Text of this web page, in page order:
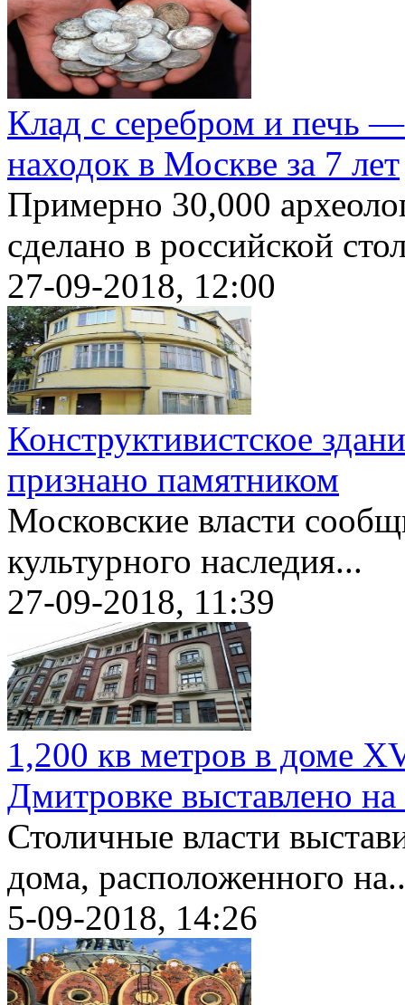
Клад с серебром и печь
находок в Москве за 7 лет
Примерно 30,000
сделано в российской
27-09-2018, 12:00
Конструктивистское
признано памятником
Московские власти
культурного наследия...
27-09-2018, 11:39
1,200 кв метров в доме
Дмитровке выставлено на
Столичные власти
дома, расположенного
5-09-2018, 14:26